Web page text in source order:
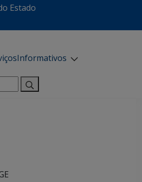
Estado
Informativos